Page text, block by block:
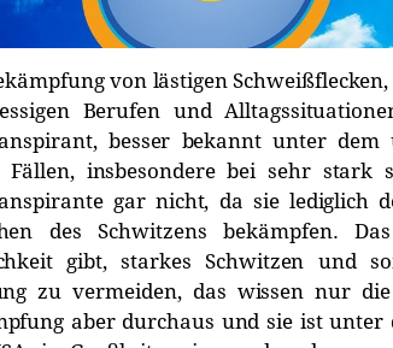
von lästigen
Berufen und
besser bekannt unter dem
Fällen, insbesondere bei sehr stark
gar nicht, da sie lediglich
des Schwitzens bekämpfen.
gibt, starkes Schwitzen und
zu vermeiden, das wissen nur
aber durchaus und sie ist